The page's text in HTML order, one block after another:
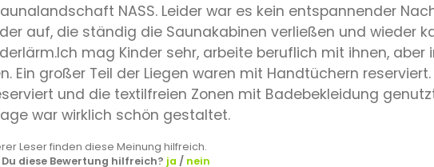
NASS. Leider war es kein entspannender
auf, die ständig die Saunakabinen verließen und wieder
mag Kinder sehr, arbeite beruflich mit ihnen, aber
Ein großer Teil der Liegen waren mit Handtüchern
und die textilfreien Zonen mit Badebekleidung
war wirklich schön gestaltet.
Leser finden diese Meinung hilfreich.
diese Bewertung hilfreich? ja / nein